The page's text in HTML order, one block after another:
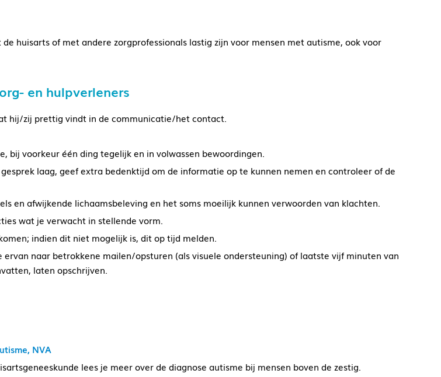
huisarts of met andere zorgprofessionals lastig zijn voor mensen met autisme, ook voor
en hulpverleners
hij/zij prettig vindt in de communicatie/het contact.
bij voorkeur één ding tegelijk en in volwassen bewoordingen.
laag, geef extra bedenktijd om de informatie op te kunnen nemen en controleer of de
en afwijkende lichaamsbeleving en het soms moeilijk kunnen verwoorden van klachten.
wat je verwacht in stellende vorm.
indien dit niet mogelijk is, dit op tijd melden.
ervan naar betrokkene mailen/opsturen (als visuele ondersteuning) of laatste vijf minuten van
laten opschrijven.
NVA
lees je meer over de diagnose autisme bij mensen boven de zestig.